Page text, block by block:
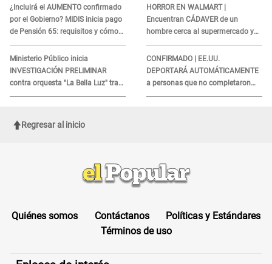
¿Incluirá el AUMENTO confirmado
por el Gobierno? MIDIS inicia pago
de Pensión 65: requisitos y cómo
obtener el beneficio economico
Ministerio Público inicia
INVESTIGACIÓN PRELIMINAR
contra orquesta "La Bella Luz" tras
DENUNCIA de Naldy Saldaña
HORROR EN WALMART |
Encuentran CÁDAVER de un
hombre cerca al supermercado y
esto reveló la autopsia que le
realizaron
CONFIRMADO | EE.UU.
DEPORTARÁ AUTOMÁTICAMENTE
a personas que no completaron
este formulario clave
Regresar al inicio
Quiénes somos Contáctanos
Políticas y Estándares
Términos de uso